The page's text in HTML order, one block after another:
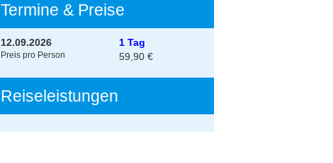
Termine & Preise
12.09.2026 1 Tag
Preis pro Person 59,90 €
Reiseleistungen